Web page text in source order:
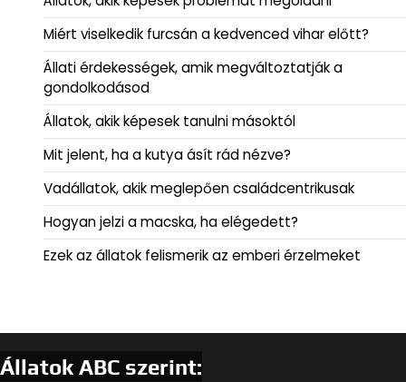
Miért viselkedik furcsán a kedvenced vihar előtt?
Állati érdekességek, amik megváltoztatják a
gondolkodásod
Állatok, akik képesek tanulni másoktól
Mit jelent, ha a kutya ásít rád nézve?
Vadállatok, akik meglepően családcentrikusak
Hogyan jelzi a macska, ha elégedett?
Ezek az állatok felismerik az emberi érzelmeket
Állatok ABC szerint: